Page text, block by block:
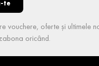
te
vouchere, oferte și ultimele
oricând.